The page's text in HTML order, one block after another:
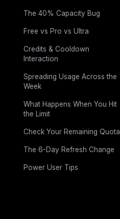
The 40% Capacity Bug
Free vs Pro vs Ultra
Credits & Cooldown
Interaction
Spreading Usage Across the
Week
What Happens When You Hit
the Limit
Check Your Remaining Quota
The 6-Day Refresh Change
Power User Tips